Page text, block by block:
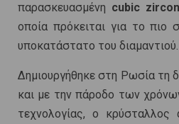
παρασκευασμένη cubic
οποία πρόκειται για το πιο
υποκατάστατο του διαμαντιού.
Δημιουργήθηκε στη Ρωσία τη
και με την πάροδο των
τεχνολογίας, ο κρύσταλλος